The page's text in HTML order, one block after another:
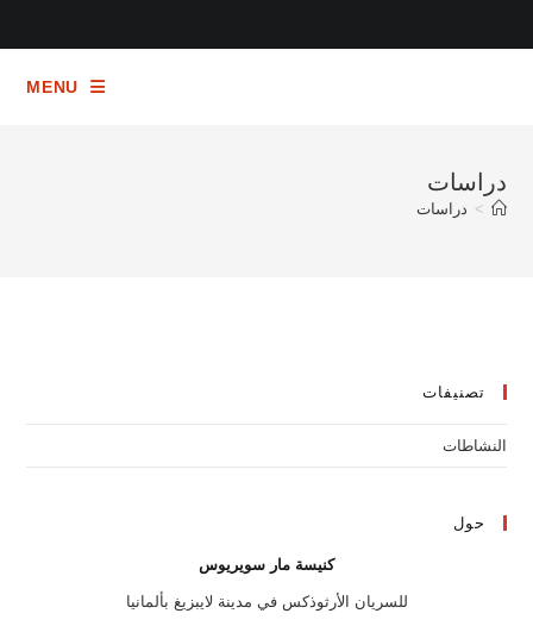
MENU
دراسات
> دراسات
تصنيفات
النشاطات
حول
كنيسة مار سويريوس
للسريان الأرثوذكس في مدينة لايبزيغ بألمانيا